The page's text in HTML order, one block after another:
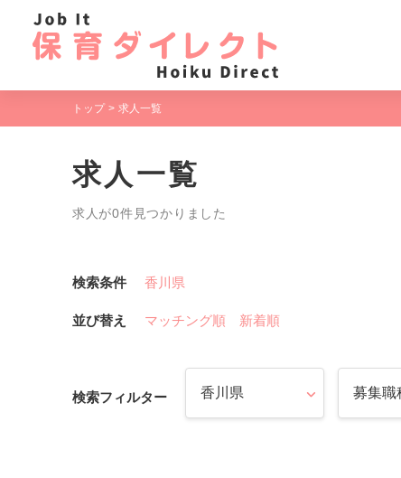
トップ 求人一覧
求人一覧
求人が0件見つかりました
検索条件 香川県
並び替え マッチング順 新着順
検索フィルター